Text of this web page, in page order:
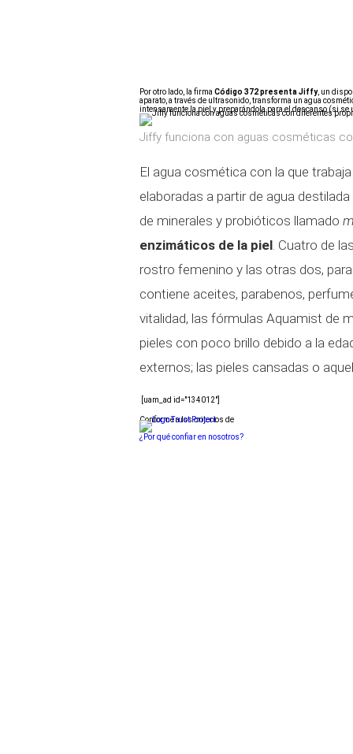
Por otro lado, la firma Código 372 presenta Jiffy, un
aparato, a través de ultrasonido, transforma un agua
intensamente la piel y preparándola para el descanso (si
Jiffy funciona con aguas cosméticas
El agua cosmética con la que
elaboradas a partir de agua
de minerales y probióticos llamado
enzimáticos de la piel. Cuatro de
rostro femenino y las otras dos,
contiene aceites, parabenos,
vitalidad, las fórmulas Aquamist de
pieles con poco brillo debido a la
externos; las pieles cansadas o
[uam_ad id="134012"]
Conforme a los criterios de
¿Por qué confiar en nosotros?